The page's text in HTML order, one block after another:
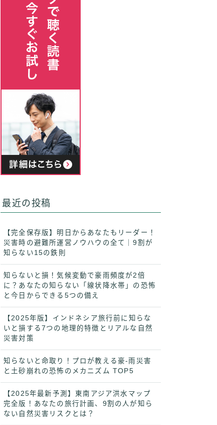
最近の投稿
【完全保存版】明日からあなたもリーダー！
災害時の避難所運営ノウハウの全て｜9割が
知らない15の鉄則
知らないと損！気候変動で豪雨頻度が2倍
に？あなたの知らない「線状降水帯」の恐怖
と今日からできる5つの備え
【2025年版】インドネシア旅行前に知らな
いと損する7つの地理的特徴とリアルな自然
災害対策
知らないと命取り！プロが教える豪-雨災害
と土砂崩れの恐怖のメカニズム TOP5
【2025年最新予測】東南アジア洪水マップ
完全版！あなたの旅行計画、9割の人が知ら
ない自然災害リスクとは？